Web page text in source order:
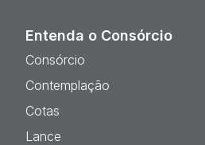
Entenda o Consórcio
Consórcio
Contemplação
Cotas
Lance